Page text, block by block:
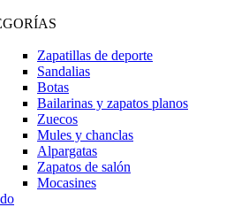
Zapatillas de deporte
Sandalias
Botas
Bailarinas y zapatos planos
Zuecos
Mules y chanclas
Alpargatas
Zapatos de salón
Mocasines